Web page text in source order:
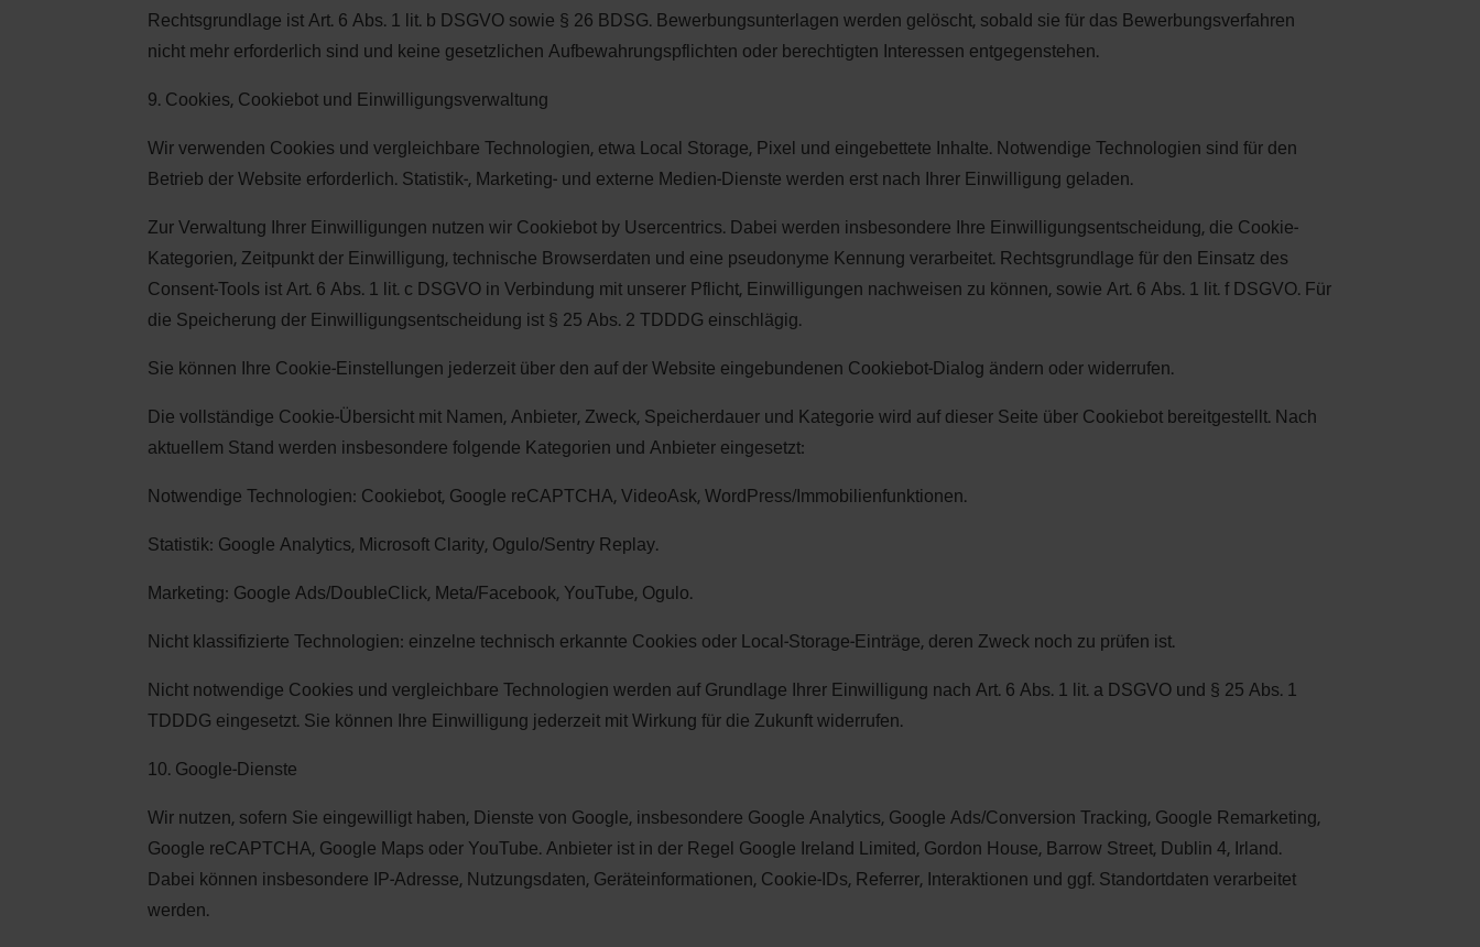
Rechtsgrundlage ist Art. 6 Abs. 1 lit. b DSGVO sowie § 26 BDSG. Bewerbungsunterlagen werden gelöscht, sobald sie für das Bewerbungsverfahren
nicht mehr erforderlich sind und keine gesetzlichen Aufbewahrungspflichten oder berechtigten Interessen entgegenstehen.
9. Cookies, Cookiebot und Einwilligungsverwaltung
Wir verwenden Cookies und vergleichbare Technologien, etwa Local Storage, Pixel und eingebettete Inhalte. Notwendige Technologien sind für den
Betrieb der Website erforderlich. Statistik-, Marketing- und externe Medien-Dienste werden erst nach Ihrer Einwilligung geladen.
Zur Verwaltung Ihrer Einwilligungen nutzen wir Cookiebot by Usercentrics. Dabei werden insbesondere Ihre Einwilligungsentscheidung, die Cookie-
Kategorien, Zeitpunkt der Einwilligung, technische Browserdaten und eine pseudonyme Kennung verarbeitet. Rechtsgrundlage für den Einsatz des
Consent-Tools ist Art. 6 Abs. 1 lit. c DSGVO in Verbindung mit unserer Pflicht, Einwilligungen nachweisen zu können, sowie Art. 6 Abs. 1 lit. f DSGVO. Für
die Speicherung der Einwilligungsentscheidung ist § 25 Abs. 2 TDDDG einschlägig.
Sie können Ihre Cookie-Einstellungen jederzeit über den auf der Website eingebundenen Cookiebot-Dialog ändern oder widerrufen.
Die vollständige Cookie-Übersicht mit Namen, Anbieter, Zweck, Speicherdauer und Kategorie wird auf dieser Seite über Cookiebot bereitgestellt. Nach
aktuellem Stand werden insbesondere folgende Kategorien und Anbieter eingesetzt:
Notwendige Technologien: Cookiebot, Google reCAPTCHA, VideoAsk, WordPress/Immobilienfunktionen.
Statistik: Google Analytics, Microsoft Clarity, Ogulo/Sentry Replay.
Marketing: Google Ads/DoubleClick, Meta/Facebook, YouTube, Ogulo.
Nicht klassifizierte Technologien: einzelne technisch erkannte Cookies oder Local-Storage-Einträge, deren Zweck noch zu prüfen ist.
Nicht notwendige Cookies und vergleichbare Technologien werden auf Grundlage Ihrer Einwilligung nach Art. 6 Abs. 1 lit. a DSGVO und § 25 Abs. 1
TDDDG eingesetzt. Sie können Ihre Einwilligung jederzeit mit Wirkung für die Zukunft widerrufen.
10. Google-Dienste
Wir nutzen, sofern Sie eingewilligt haben, Dienste von Google, insbesondere Google Analytics, Google Ads/Conversion Tracking, Google Remarketing,
Google reCAPTCHA, Google Maps oder YouTube. Anbieter ist in der Regel Google Ireland Limited, Gordon House, Barrow Street, Dublin 4, Irland.
Dabei können insbesondere IP-Adresse, Nutzungsdaten, Geräteinformationen, Cookie-IDs, Referrer, Interaktionen und ggf. Standortdaten verarbeitet
werden.